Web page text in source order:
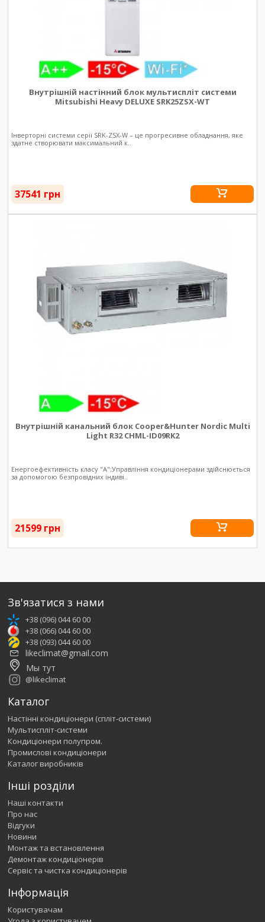
Внутрішній настінний блок мультиспліт системи
Mitsubishi Heavy DELUXE SRK25ZSX-WT
Інверторні системи серії SRK-ZSX-W – це прогресивне обладнання, яке
здатне створювати максимальний к..
37541 грн
Внутрішній канальний блок Cooper&Hunter Nordic Multi
Light R32 CHML-ID09RK2
Енергоефективність класу "А";Управління кондиціонерами здійснюється
за допомогою безпровідних індиві..
21599 грн
Зв'язатися з нами
+38 (096) 044 60 00
+38 (066) 044 60 00
+38 (093) 044 60 00
likeclimat@gmail.com
Мы тут
@likeclimat
Каталог
Настінні кондиціонери (спліт-системи)
Мультиспліт-системи
Кондиціонери полупром.
Промислові кондиціонери
Каталог виробників
Інші розділи
Наші контакти
Про нас
Відгуки
Новини
Монтаж та встановлення
Демонтаж кондиціонерів
Сервіс та чистка кондиціонерів
Інформація
Користувачам